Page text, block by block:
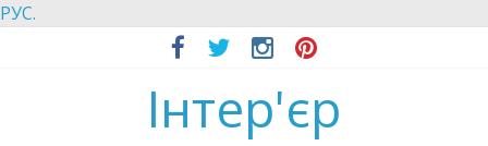
РУС.
Інтер'єр